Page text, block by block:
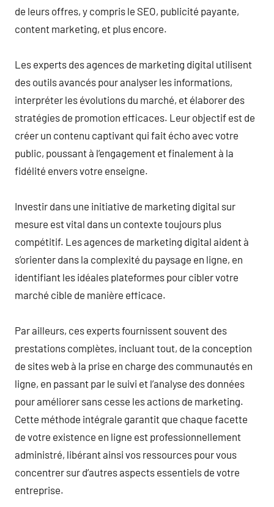
de leurs offres, y compris le SEO, publicité payante,
content marketing, et plus encore.
Les experts des agences de marketing digital utilisent
des outils avancés pour analyser les informations,
interpréter les évolutions du marché, et élaborer des
stratégies de promotion efficaces. Leur objectif est de
créer un contenu captivant qui fait écho avec votre
public, poussant à l’engagement et finalement à la
fidélité envers votre enseigne.
Investir dans une initiative de marketing digital sur
mesure est vital dans un contexte toujours plus
compétitif. Les agences de marketing digital aident à
s’orienter dans la complexité du paysage en ligne, en
identifiant les idéales plateformes pour cibler votre
marché cible de manière efficace.
Par ailleurs, ces experts fournissent souvent des
prestations complètes, incluant tout, de la conception
de sites web à la prise en charge des communautés en
ligne, en passant par le suivi et l’analyse des données
pour améliorer sans cesse les actions de marketing.
Cette méthode intégrale garantit que chaque facette
de votre existence en ligne est professionnellement
administré, libérant ainsi vos ressources pour vous
concentrer sur d’autres aspects essentiels de votre
entreprise.